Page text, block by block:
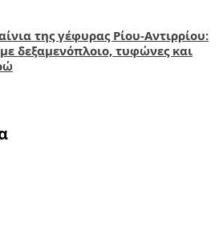
της γέφυρας Ρίου-Αντιρρίου:
δεξαμενόπλοιο, τυφώνες και